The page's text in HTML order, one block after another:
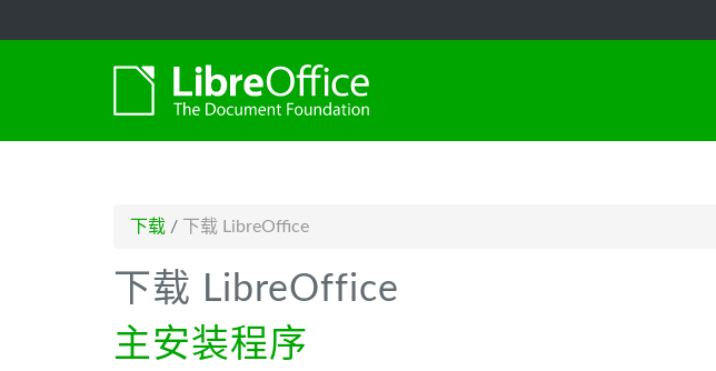
下载 / 下载 LibreOffice
下载 LibreOffice
主安装程序